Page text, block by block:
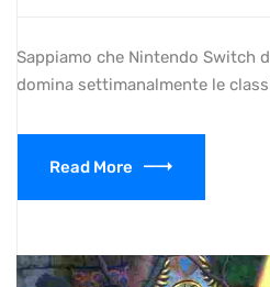
Sappiamo che Nintendo Switch
domina settimanalmente le
Read More